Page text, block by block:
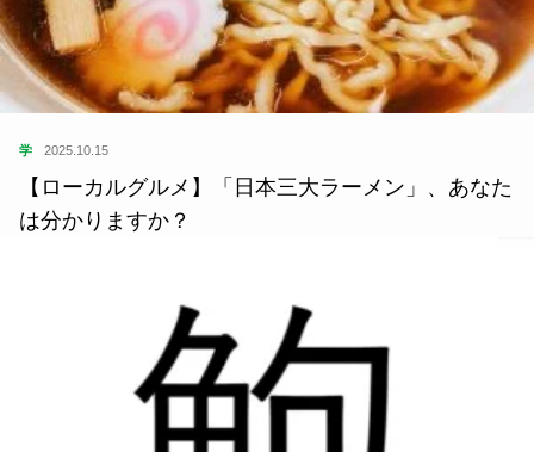
学 2025.10.15
【ローカルグルメ】「日本三大ラーメン」、あなた
は分かりますか？